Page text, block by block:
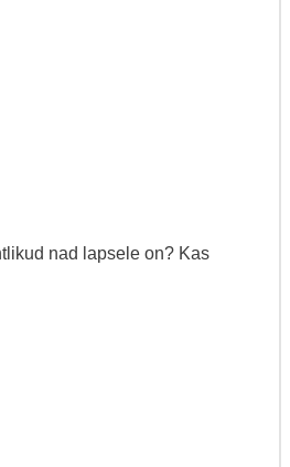
nad lapsele on? Kas